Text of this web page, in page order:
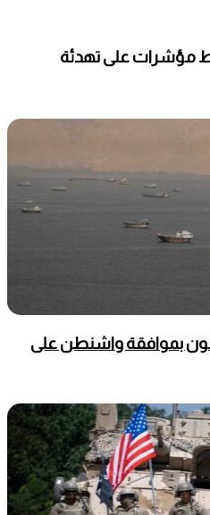
مؤشرات على تهدئة
بموافقة واشنطن على